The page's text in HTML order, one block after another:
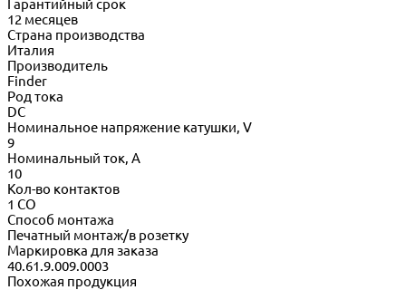
Гарантийный срок
12 месяцев
Страна производства
Италия
Производитель
Finder
Род тока
DC
Номинальное напряжение катушки, V
9
Номинальный ток, А
10
Кол-во контактов
1 CO
Способ монтажа
Печатный монтаж/в розетку
Маркировка для заказа
40.61.9.009.0003
Похожая продукция